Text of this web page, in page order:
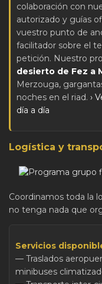
colaboración con
autorizado y guías
vuestro punto de
facilitador sobre el
petición. Nuestro
desierto de Fez a
Merzouga,
noches en el riad. ›
día a día
Logística y
Coordinamos toda la
no tenga nada que
Servicios
— Traslados
minibuses